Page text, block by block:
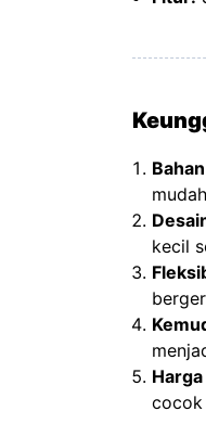
kecil
cocok